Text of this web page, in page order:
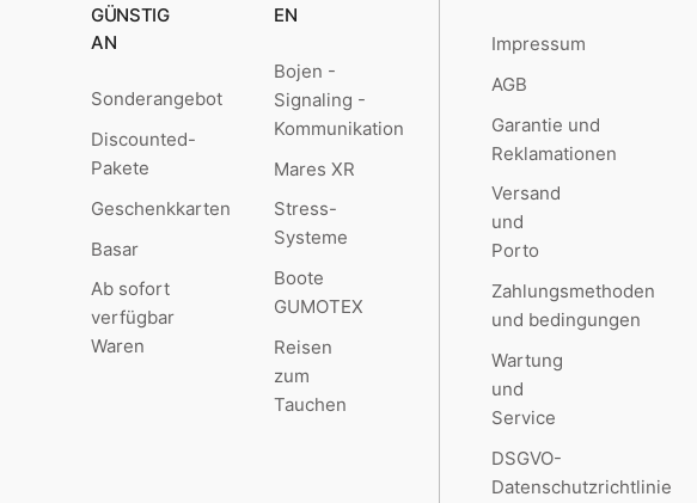
GÜNSTIG
AN
Sonderangebot
Discounted-
Pakete
Geschenkkarten
Basar
Ab sofort
verfügbar
Waren
EN
Bojen -
Signaling -
Kommunikation
Mares XR
Stress-
Systeme
Boote
GUMOTEX
Reisen
zum
Tauchen
Impressum
AGB
Garantie und
Reklamationen
Versand
und
Porto
Zahlungsmethoden
und bedingungen
Wartung
und
Service
DSGVO-
Datenschutzrichtlinie